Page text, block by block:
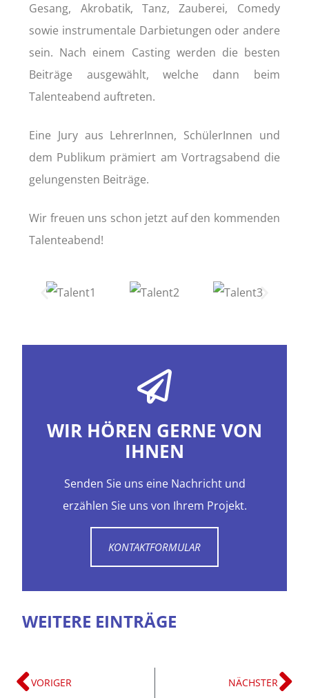
Gesang, Akrobatik, Tanz, Zauberei, Comedy
sowie instrumentale Darbietungen oder andere
sein. Nach einem Casting werden die besten
Beiträge ausgewählt, welche dann beim
Talenteabend auftreten.
Eine Jury aus LehrerInnen, SchülerInnen und
dem Publikum prämiert am Vortragsabend die
gelungensten Beiträge.
Wir freuen uns schon jetzt auf den kommenden
Talenteabend!
WIR HÖREN GERNE VON
IHNEN
Senden Sie uns eine Nachricht und
erzählen Sie uns von Ihrem Projekt.
KONTAKTFORMULAR
WEITERE EINTRÄGE
VORIGER NÄCHSTER